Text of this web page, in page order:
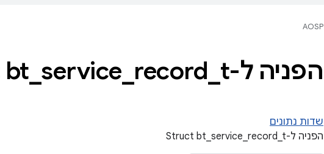
AOSP
הפניה ל-Struct bt service record t
שדות נתונים
הפניה ל-Struct bt_service_record_t